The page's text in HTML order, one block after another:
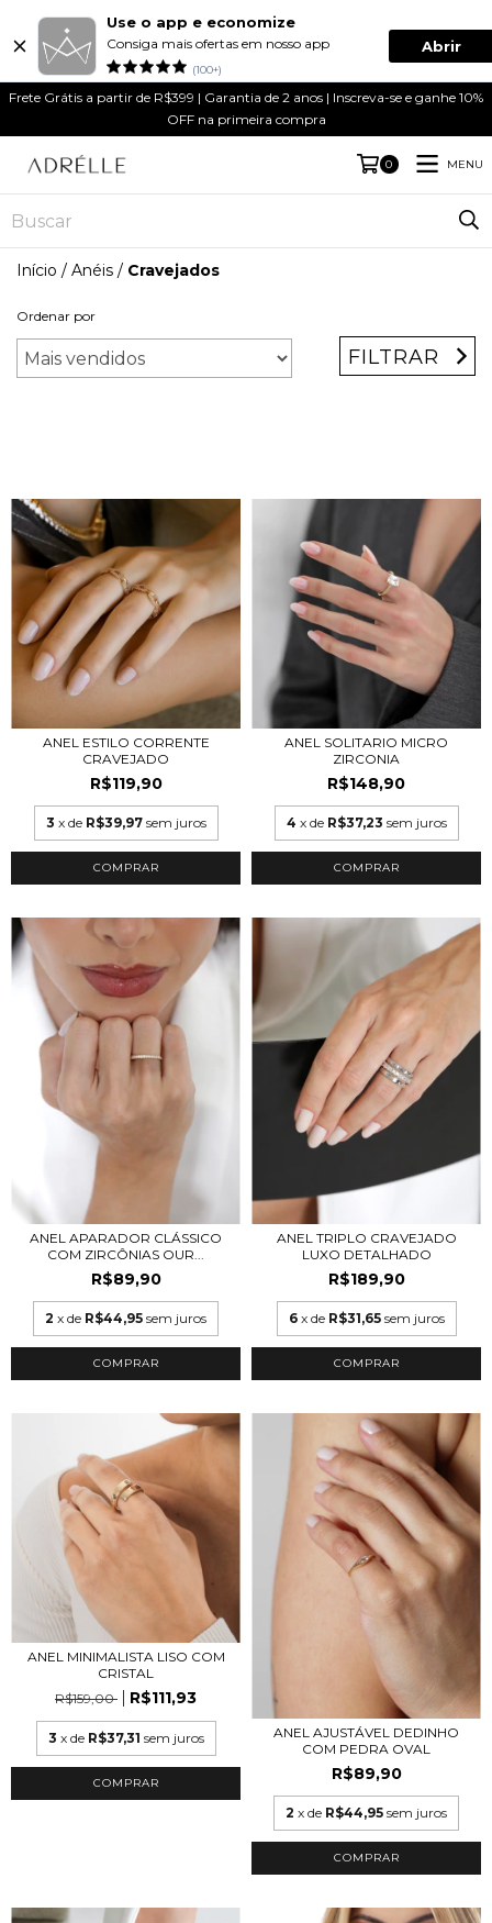
Use o app e economize
Consiga mais ofertas em nosso app
(100+)
Abrir
Frete Grátis a partir de R$399 | Garantia de 2 anos | Inscreva-se e ganhe 10%
OFF na primeira compra
0 MENU
Início / Anéis / Cravejados
Ordenar por
FILTRAR
ANEL ESTILO CORRENTE
CRAVEJADO
R$119,90
3 x de R$39,97 sem juros
COMPRAR
ANEL SOLITARIO MICRO
ZIRCONIA
R$148,90
4 x de R$37,23 sem juros
COMPRAR
ANEL APARADOR CLÁSSICO
COM ZIRCÔNIAS OUR...
R$89,90
2 x de R$44,95 sem juros
COMPRAR
ANEL TRIPLO CRAVEJADO
LUXO DETALHADO
R$189,90
6 x de R$31,65 sem juros
COMPRAR
ANEL MINIMALISTA LISO COM
CRISTAL
R$159,00
R$111,93
3 x de R$37,31 sem juros
COMPRAR
ANEL AJUSTÁVEL DEDINHO
COM PEDRA OVAL
R$89,90
2 x de R$44,95 sem juros
COMPRAR